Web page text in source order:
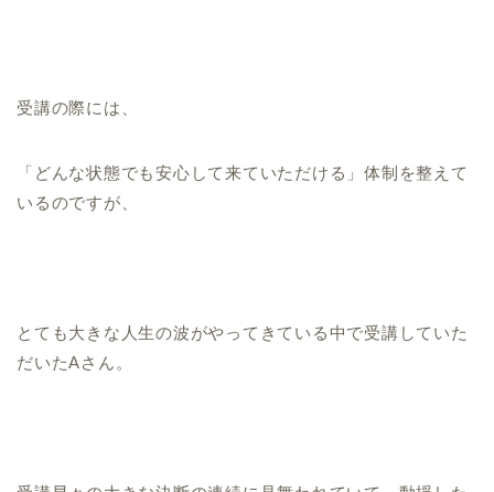
受講の際には、
「どんな状態でも安心して来ていただける」体制を整えて
いるのですが、
とても大きな人生の波がやってきている中で受講していた
だいたAさん。